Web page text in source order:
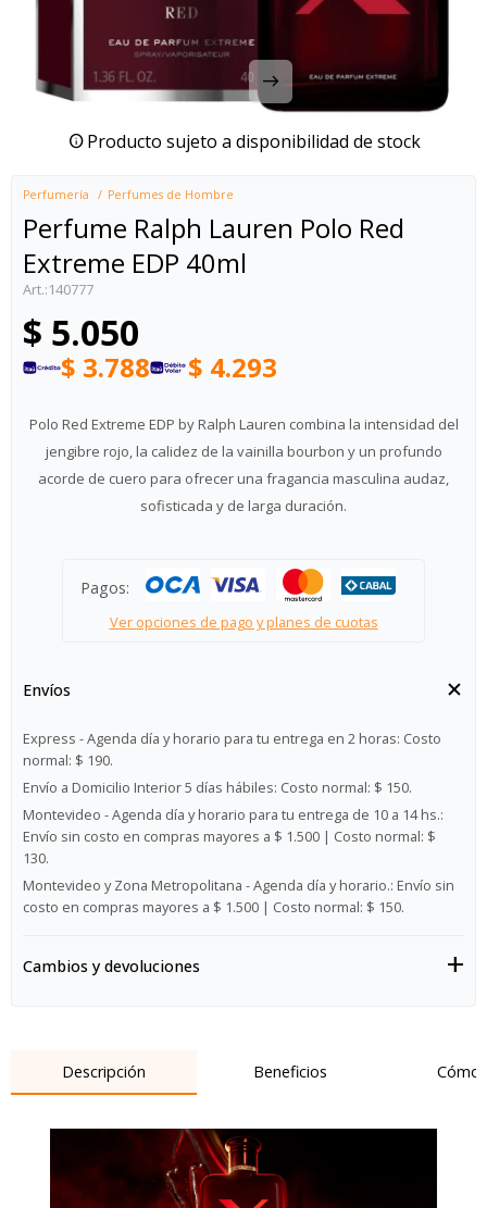
Producto sujeto a disponibilidad de stock
Perfumería Perfumes de Hombre
Perfume Ralph Lauren Polo Red
Extreme EDP 40ml
140777
$ 5.050
$ 3.788 $ 4.293
Polo Red Extreme EDP by Ralph Lauren combina la intensidad del
jengibre rojo, la calidez de la vainilla bourbon y un profundo
acorde de cuero para ofrecer una fragancia masculina audaz,
sofisticada y de larga duración.
Pagos:
Ver opciones de pago y planes de cuotas
Envíos
Express - Agenda día y horario para tu entrega en 2 horas: Costo
normal: $ 190.
Envío a Domicilio Interior 5 días hábiles: Costo normal: $ 150.
Montevideo - Agenda día y horario para tu entrega de 10 a 14 hs.:
Envío sin costo en compras mayores a $ 1.500 | Costo normal: $
130.
Montevideo y Zona Metropolitana - Agenda día y horario.: Envío sin
costo en compras mayores a $ 1.500 | Costo normal: $ 150.
Cambios y devoluciones
Descripción Beneficios Cómo